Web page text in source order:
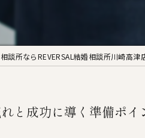
談所ならREVERSAL結婚相談所川崎高津
と成功に導く準備ポイ